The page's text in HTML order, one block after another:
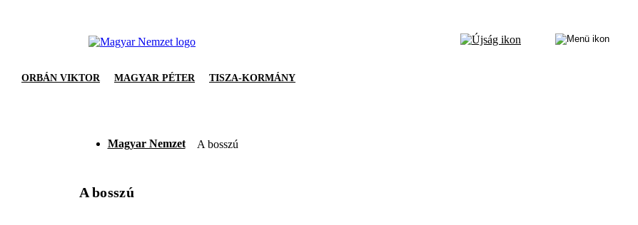
ORBÁN VIKTOR MAGYAR PÉTER TISZA-KORMÁNY
Magyar Nemzet A bosszú
A bosszú